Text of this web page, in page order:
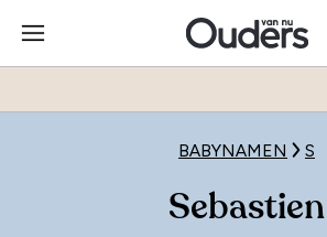
BABYNAMEN S
Sebastien